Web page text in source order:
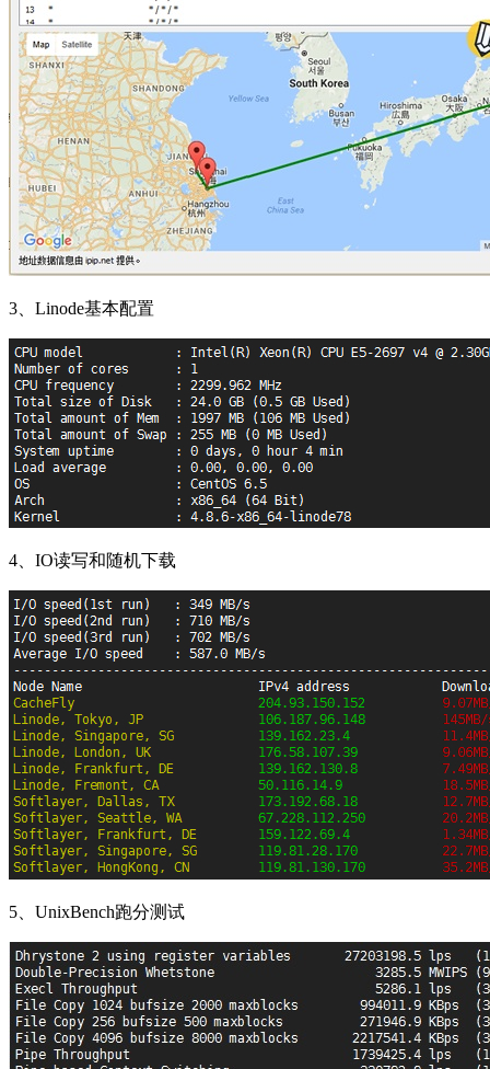
3、Linode基本配置
4、IO读写和随机下载
5、UnixBench跑分测试